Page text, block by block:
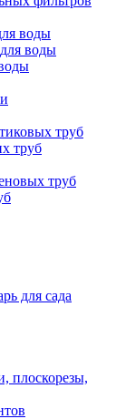
воды
воды
труб
труб
труб
для сада
плоскорезы,